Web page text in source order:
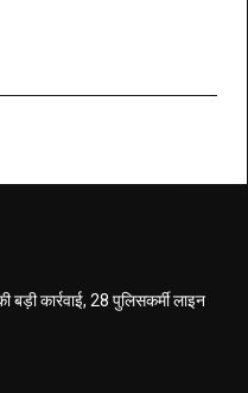
बड़ी कार्रवाई, 28 पुलिसकर्मी लाइन